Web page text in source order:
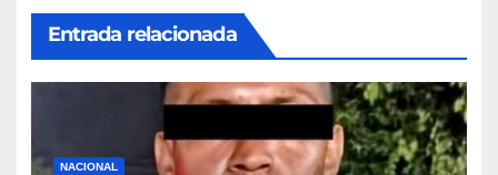
Entrada relacionada
NACIONAL